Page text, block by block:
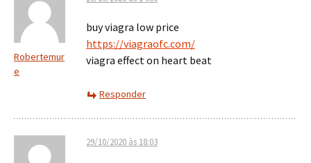
Robertemur
e
buy viagra low price
https://viagraofc.com/
viagra effect on heart beat
Responder
29/10/2020 às 18:03